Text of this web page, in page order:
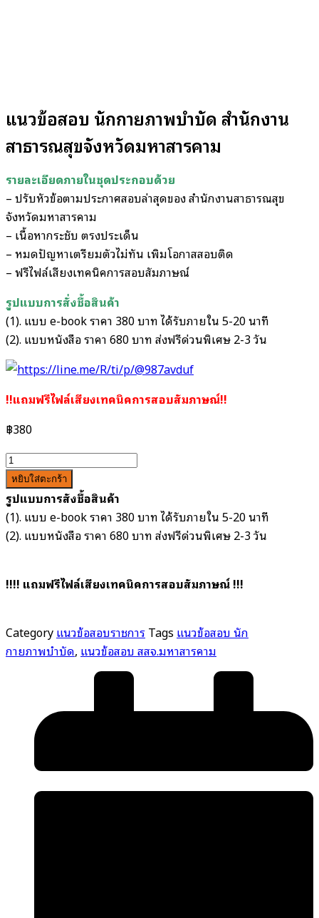
แนวข้อสอบ นักกายภาพบำบัด สำนักงาน
สาธารณสุขจังหวัดมหาสารคาม
รายละเอียดภายในชุดประกอบด้วย
– ปรับหัวข้อตามประกาศสอบล่าสุดของ สำนักงานสาธารณสุข
จังหวัดมหาสารคาม
– เนื้อหากระชับ ตรงประเด็น
– หมดปัญหาเตรียมตัวไม่ทัน เพิ่มโอกาสสอบติด
– ฟรีไฟล์เสียงเทคนิคการสอบสัมภาษณ์
รูปแบบการสั่งชื้อสินค้า
(1). แบบ e-book ราคา 380 บาท ได้รับภายใน 5-20 นาที
(2). แบบหนังสือ ราคา 680 บาท ส่งฟรีด่วนพิเศษ 2-3 วัน
!!แถมฟรีไฟล์เสียงเทคนิคการสอบสัมภาษณ์!!
฿380
จำนวน
แนว
ข้อสอบ
นัก
กายภาพบำบัด
จังหวัด
ชิ้น
หยิบใส่ตะกร้า
รูปแบบการสั่งชื้อสินค้า
(1). แบบ e-book ราคา 380 บาท ได้รับภายใน 5-20 นาที
(2). แบบหนังสือ ราคา 680 บาท ส่งฟรีด่วนพิเศษ 2-3 วัน
!!!! แถมฟรีไฟล์เสียงเทคนิคการสอบสัมภาษณ์ !!!
Categoryแนวข้อสอบราชการTags แนวข้อสอบ นัก
กายภาพบำบัด, แนวข้อสอบ สสจ.มหาสารคาม